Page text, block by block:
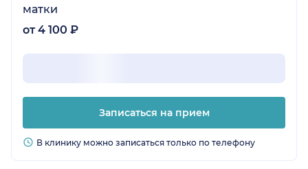
матки
от 4 100 ₽
Записаться на прием
В клинику можно записаться только по телефону